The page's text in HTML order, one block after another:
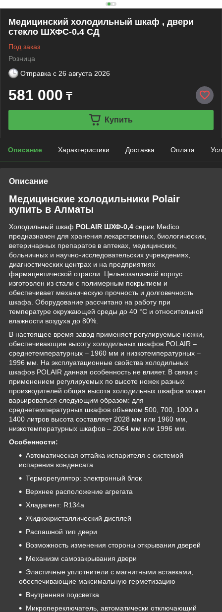
Медицинский холодильный шкаф , двери
стекло ШХФС-0.4 СД
Под заказ
Розница
Отправка с 26 августа 2026
581 000 ₸
Купить
Описание Характеристики Доставка Оплата
Описание
Медицинские холодильники Polair
купить в Алматы
Холодильный шкаф POLAIR ШХФ-0,4 серии Medico
предназначен для хранения лекарственных, биологических,
ветеринарных препаратов в аптеках, медицинских,
больничных и научно-исследовательских учреждениях,
диагностических центрах и на предприятиях
фармацевтической отрасли. Цельнозаливной корпус
изготовлен из стали с полимерным покрытием и
обеспечивает механическую прочность и долговечность
шкафа. Оборудование рассчитано на работу при
температуре окружающей среды до 40 °С и относительной
влажности воздуха до 80%.
В настоящее время завод применяет регулируемые ножки,
обеспечивающие высоту холодильных шкафов POLAIR –
среднетемпературных – 1960 мм и низкотемпературных –
1996 мм. На эксплуатационные свойства холодильных
шкафов POLAIR данная особенность не влияет. В связи с
применением регулируемых по высоте ножек разных
производителей общая высота холодильных шкафов может
варьироваться следующим образом: для
среднетемпературных шкафов объемом 500, 700, 1000 и
1400 литров высота составляет 2028 мм или 1960 мм,
низкотемпературных шкафов – 2064 мм или 1996 мм.
Особенности:
Автоматическая оттайка испарителя с системой
испарения конденсата
Терморегулятор: электронный блок
Верхнее расположение агрегата
Хладагент: R134a
Жидкокристаллический дисплей
Распашной тип двери
Возможность изменения стороны открывания дверей
Механизм самозакрывания двери
Эластичные уплотнители с магнитными вставками,
обеспечивающие максимальную герметизацию
Внутренняя подсветка
Микропереключатель, автоматически отключающий